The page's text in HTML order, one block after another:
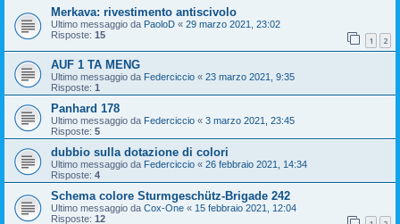
Merkava: rivestimento antiscivolo
Ultimo messaggio da PaoloD « 29 marzo 2021, 23:02
Risposte: 15 1 2
AUF 1 TA MENG
Ultimo messaggio da Federciccio « 23 marzo 2021, 9:35
Risposte: 1
Panhard 178
Ultimo messaggio da Federciccio « 3 marzo 2021, 23:45
Risposte: 5
dubbio sulla dotazione di colori
Ultimo messaggio da Federciccio « 26 febbraio 2021, 14:34
Risposte: 4
Schema colore Sturmgeschütz-Brigade 242
Ultimo messaggio da Cox-One « 15 febbraio 2021, 12:04
Risposte: 12